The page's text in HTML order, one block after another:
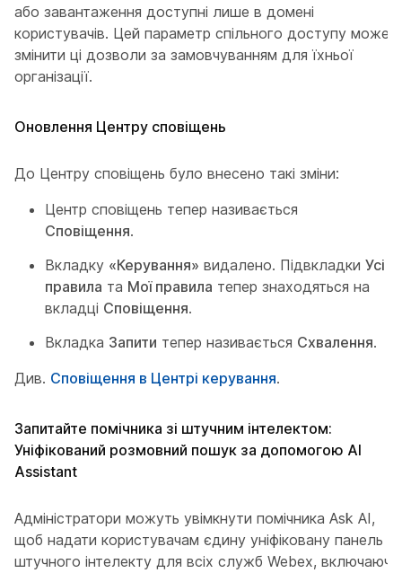
або завантаження доступні лише в домені
користувачів. Цей параметр спільного доступу може
змінити ці дозволи за замовчуванням для їхньої
організації.
Оновлення Центру сповіщень
До Центру сповіщень було внесено такі зміни:
Центр сповіщень тепер називається
Сповіщення.
Вкладку «Керування» видалено. Підвкладки Усі
правила та Мої правила тепер знаходяться на
вкладці Сповіщення.
Вкладка Запити тепер називається Схвалення.
Див. Сповіщення в Центрі керування.
Запитайте помічника зі штучним інтелектом:
Уніфікований розмовний пошук за допомогою AI
Assistant
Адміністратори можуть увімкнути помічника Ask AI,
щоб надати користувачам єдину уніфіковану панель
штучного інтелекту для всіх служб Webex, включаючи